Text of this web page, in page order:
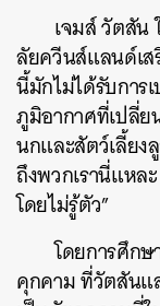
เจมส์ วัตสัน
ลัยควีนส์แลนด์เ
นี้มักไม่ได้รับการ
ภูมิอากาศที่เปลี่ย
นกและสัตว์เลี้ยง
ถึงพวกเรานี่แหล
โดยไม่รู้ตัว”
โดยการศึก
คุกคาม ที่วัตสันแ